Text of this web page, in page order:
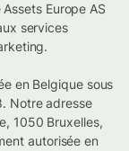
Europe AS
services
en Belgique sous
Notre adresse
1050 Bruxelles,
autorisée en